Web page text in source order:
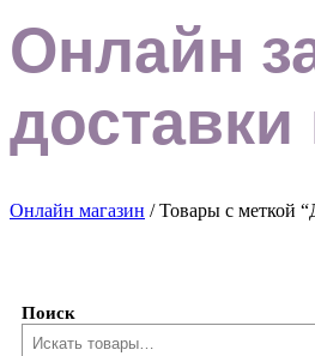
Онлайн
доставки
Онлайн магазин / Товары с меткой
Поиск